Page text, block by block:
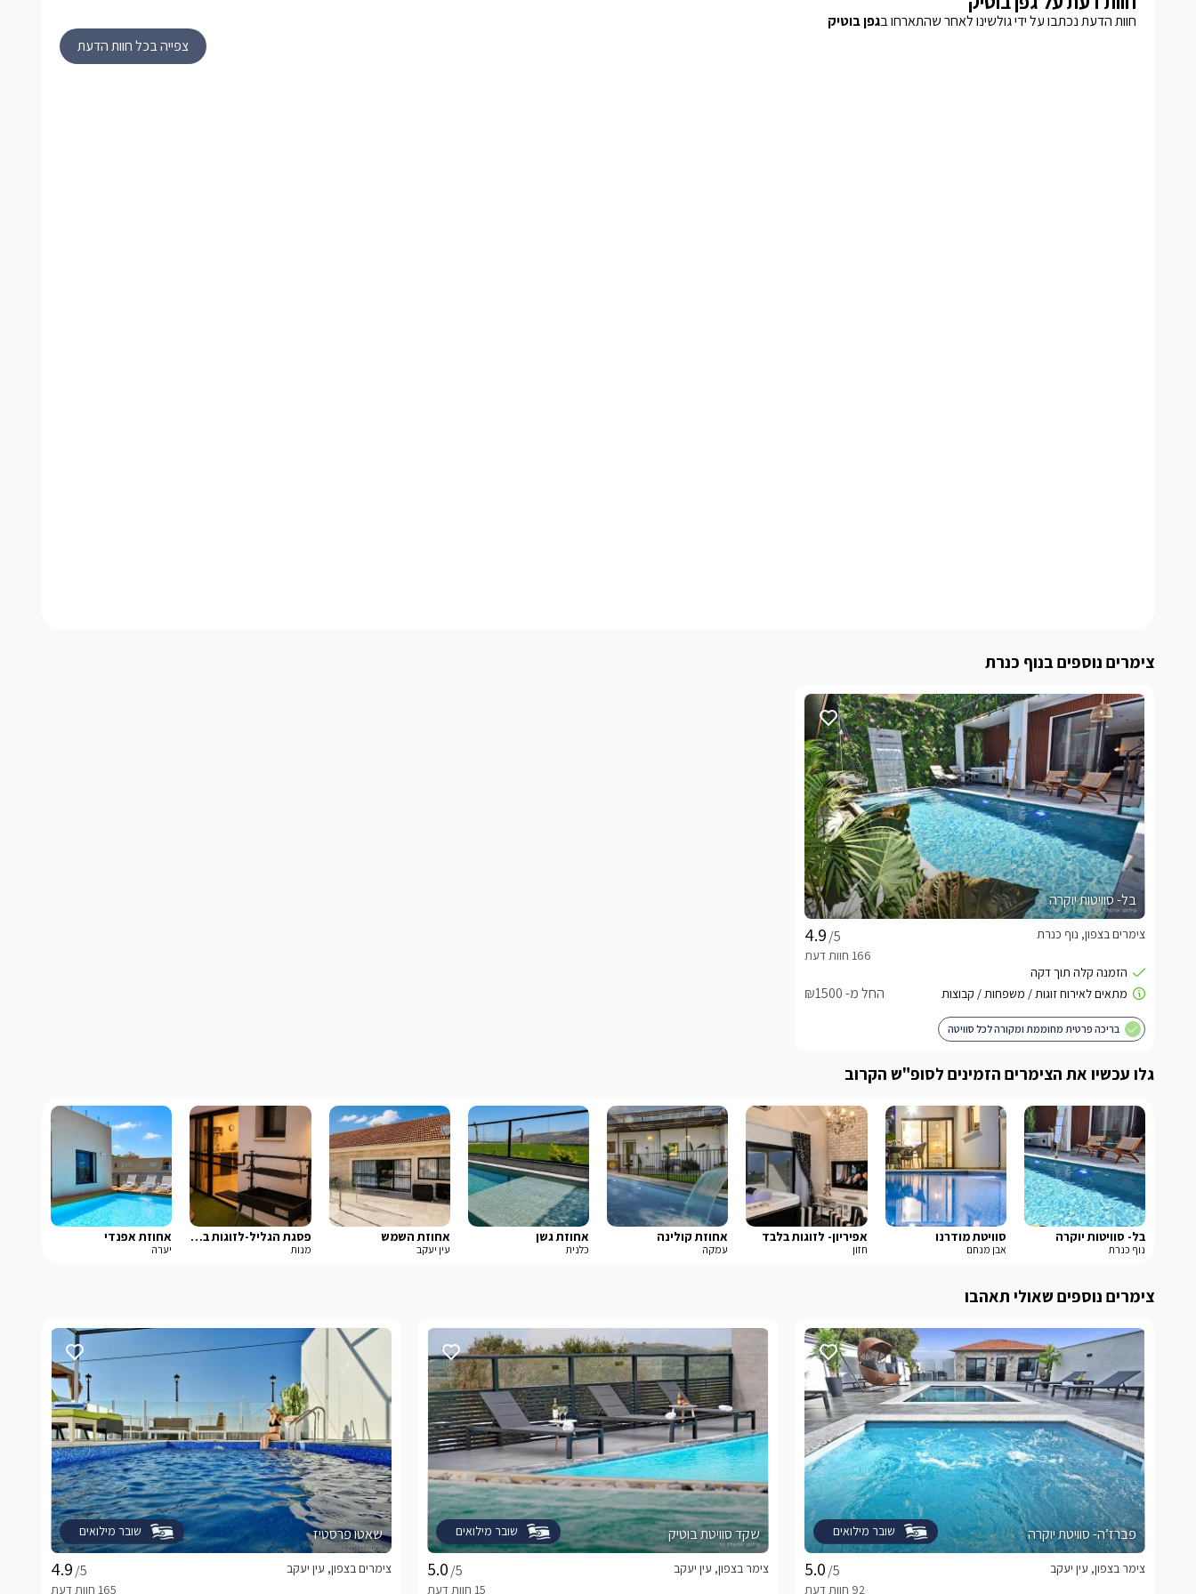
חוות הדעת נכתבו על ידי גולשינו לאחר שהתארחו בגפן בוטיק
צפייה בכל חוות הדעת
צימרים נוספים בנוף כנרת
בל- סוויטות יוקרה
/5
צימרים בצפון, נוף כנרת
החל מ- ₪1500
בריכה פרטית מחוממת ומקורה לכל סוויטה
גלו עכשיו את הצימרים הזמינים לסופ"ש הקרוב
בל- סוויטות יוקרה
נוף כנרת
סוויטת מודרנו
אבן מנחם
אפיריון- לזוגות בלבד
חזון
אחוזת קולינה
עמקה
אחוזת גשן
כלנית
אחוזת השמש
עין יעקב
פסגת הגליל-לזוגות בלבד
מנות
אחוזת אפנדי
יערה
צימרים נוספים שאולי תאהבו
שובר מילואים
פברז’ה- סוויטת יוקרה
/5
צימר בצפון, עין יעקב
שובר מילואים
שקד סוויטת בוטיק
/5
צימר בצפון, עין יעקב
שובר מילואים
שאטו פרסטיז
/5
צימרים בצפון, עין יעקב